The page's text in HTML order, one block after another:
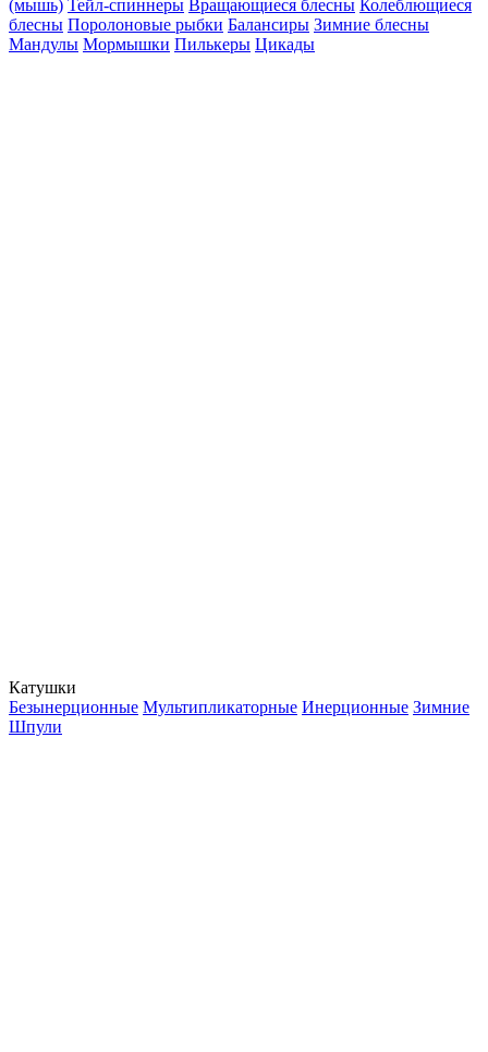
(мышь) Тейл-спиннеры Вращающиеся блесны Колеблющиеся
блесны Поролоновые рыбки Балансиры Зимние блесны
Мандулы Мормышки Пилькеры Цикады
Катушки
Безынерционные Мультипликаторные Инерционные Зимние
Шпули